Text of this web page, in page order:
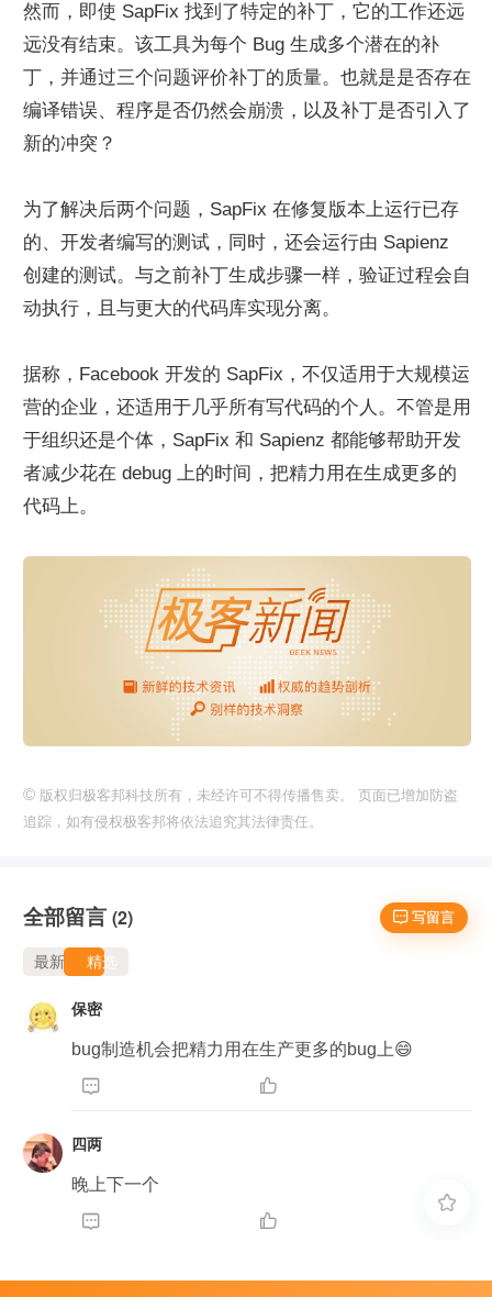
然而，即使 SapFix 找到了特定的补丁，它的工作还远
远没有结束。该工具为每个 Bug 生成多个潜在的补
丁，并通过三个问题评价补丁的质量。也就是是否存在
编译错误、程序是否仍然会崩溃，以及补丁是否引入了
新的冲突？
为了解决后两个问题，SapFix 在修复版本上运行已存
的、开发者编写的测试，同时，还会运行由 Sapienz
创建的测试。与之前补丁生成步骤一样，验证过程会自
动执行，且与更大的代码库实现分离。
据称，Facebook 开发的 SapFix，不仅适用于大规模运
营的企业，还适用于几乎所有写代码的个人。不管是用
于组织还是个体，SapFix 和 Sapienz 都能够帮助开发
者减少花在 debug 上的时间，把精力用在生成更多的
代码上。
© 版权归极客邦科技所有，未经许可不得传播售卖。 页面已增加防盗
追踪，如有侵权极客邦将依法追究其法律责任。
 写留言
全部留言 (2)
最新 精选
保密
bug制造机会把精力用在生产更多的bug上😄
 
四两
晚上下一个
 
